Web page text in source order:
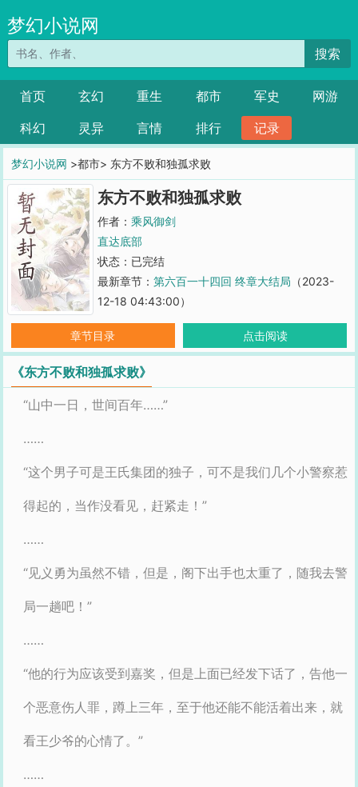
梦幻小说网
搜索
首页 玄幻 重生 都市 军史
网游
科幻
灵异 言情 排行 记录
梦幻小说网 >都市> 东方不败和独孤求败
东方不败和独孤求败
作者： 乘风御剑
直达底部
状态：已完结
最新章节： 第六百一十四回 终章大结局 （2023-
12-18 04:43:00）
章节目录 点击阅读
《东方不败和独孤求败》
“山中一日，世间百年……”
……
“这个男子可是王氏集团的独子，可不是我们几个小警察惹
得起的，当作没看见，赶紧走！”
……
“见义勇为虽然不错，但是，阁下出手也太重了，随我去警
局一趟吧！”
……
“他的行为应该受到嘉奖，但是上面已经发下话了，告他一
个恶意伤人罪，蹲上三年，至于他还能不能活着出来，就
看王少爷的心情了。”
……